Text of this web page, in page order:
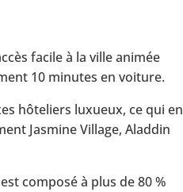
facile à la ville animée
10 minutes en voiture.
hôteliers luxueux, ce qui en
Jasmine Village, Aladdin
composé à plus de 80 %